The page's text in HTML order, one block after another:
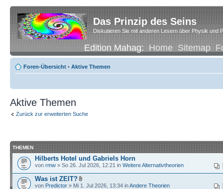
Das Prinzip des Seins
Diskutieren Sie mit anderen Lesern über Physik und
Edition Mahag:Home Sitemap
Foren-Übersicht • Aktive Themen
Aktive Themen
Zurück zur erweiterten Suche
THEMEN
Hilberts Hotel und Gabriels Horn
von rmw » So 26. Jul 2026, 12:21 in Weitere Alternativtheorien
Was ist ZEIT?
von Predictor » Mi 1. Jul 2026, 13:34 inAndere Theorien